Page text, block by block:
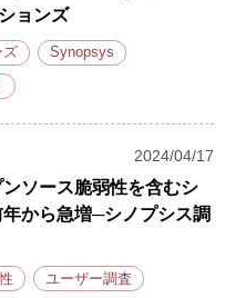
ョンズ
ズ Synopsys
2024/04/17
ソース脆弱性を含むシ
から急増─シノプシス調
ユーザー調査